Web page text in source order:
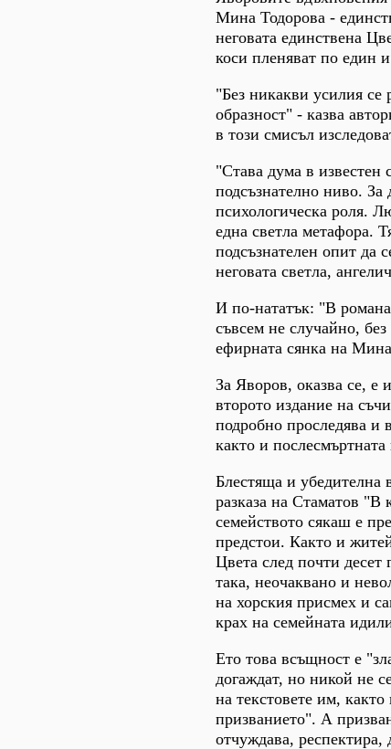
Мина Тодорова -
неговата единствена
коси пленяват по един
"Без никакви усилия
образност" - казва
в този смисъл
"Става дума в известен
подсъзнателно ниво.
психологическа роля.
една светла метафора.
подсъзнателен опит да
неговата светла,
И по-нататък: "В
съвсем не случайно,
ефирната сянка на
За Яворов, оказва се, е
второто издание на
подробно проследява и
както и
Блестяща и убедителна
разказа на Стаматов "В
семейството сякаш е
предстои. Както и
Цвета след почти десет
така, неочаквано и
на хорския присмех и
крах на семейната
Ето това всъщност е
догаждат, но никой не
на текстовете им,
призванието". А
отчуждава,